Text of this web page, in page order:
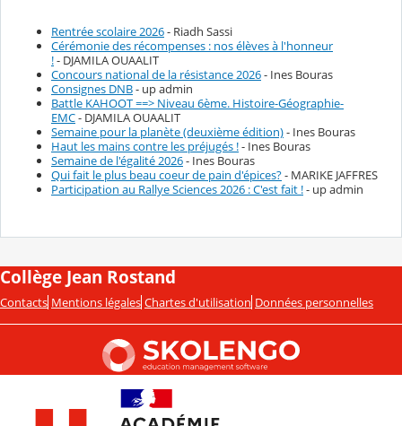
Rentrée scolaire 2026- Riadh Sassi
Cérémonie des récompenses : nos élèves à l'honneur
!- DJAMILA OUAALIT
Concours national de la résistance 2026- Ines Bouras
Consignes DNB- up admin
Battle KAHOOT ==> Niveau 6ème. Histoire-Géographie-
EMC- DJAMILA OUAALIT
Semaine pour la planète (deuxième édition)- Ines Bouras
Haut les mains contre les préjugés !- Ines Bouras
Semaine de l'égalité 2026- Ines Bouras
Qui fait le plus beau coeur de pain d'épices?- MARIKE JAFFRES
Participation au Rallye Sciences 2026 : C'est fait !- up admin
Collège Jean Rostand
Contacts Mentions légales Chartes d'utilisation Données personnelles